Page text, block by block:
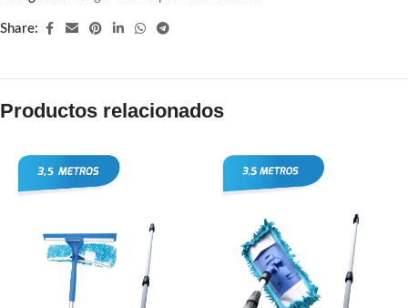
Share:
Productos relacionados